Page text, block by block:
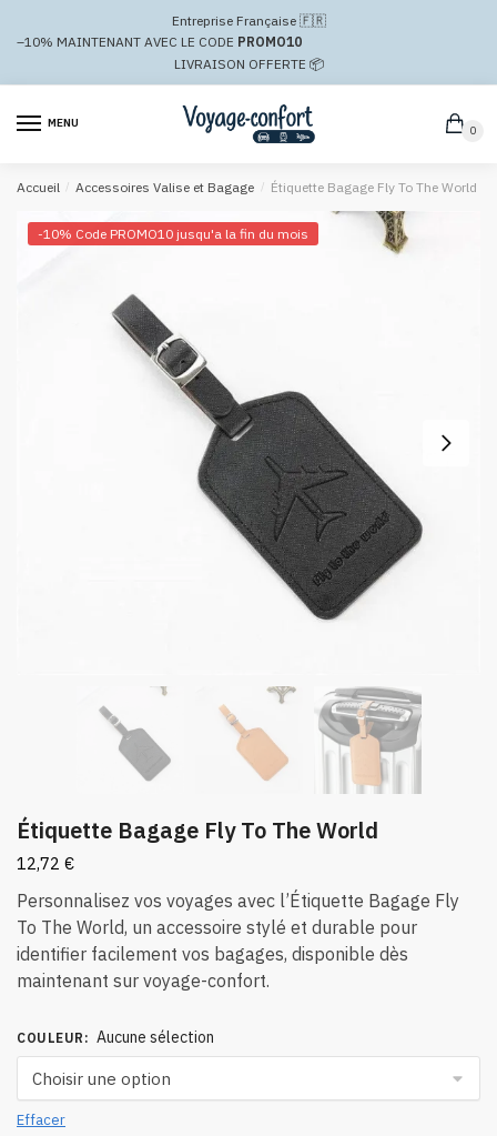
navigation
Entreprise Française 🇫🇷
–10% MAINTENANT AVEC LE CODE PROMO10
LIVRAISON OFFERTE 📦
MENU
0
Accueil / Accessoires Valise et Bagage / Étiquette Bagage Fly To The World
-10% Code PROMO10 jusqu'a la fin du mois
Étiquette Bagage Fly To The World
12,72 €
Personnalisez vos voyages avec l’Étiquette Bagage Fly
To The World, un accessoire stylé et durable pour
identifier facilement vos bagages, disponible dès
maintenant sur voyage-confort.
COULEUR : Aucune sélection
Effacer